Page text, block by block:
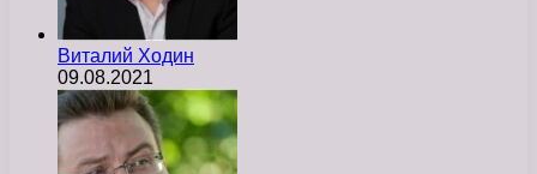
Виталий Ходин
09.08.2021